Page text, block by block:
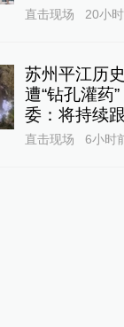
直击现场 20小
苏州平江历
遭“钻孔灌药
委：将持续
直击现场 6小时